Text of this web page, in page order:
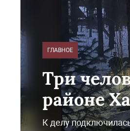
ГЛАВНОЕ
Три
районе
К делу